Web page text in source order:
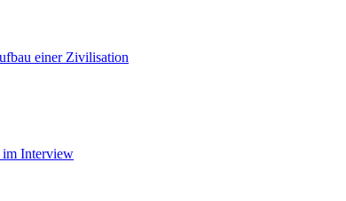
einer Zivilisation
im Interview